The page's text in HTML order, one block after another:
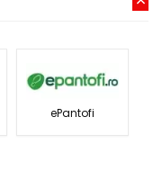
ePantofi